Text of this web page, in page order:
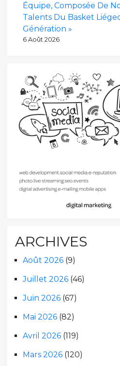
Équipe, Composée De
Talents Du Basket
Génération »
6 Août 2026
ARCHIVES
Août 2026 (9)
Juillet 2026 (46)
Juin 2026 (67)
Mai 2026 (82)
Avril 2026 (119)
Mars 2026 (120)